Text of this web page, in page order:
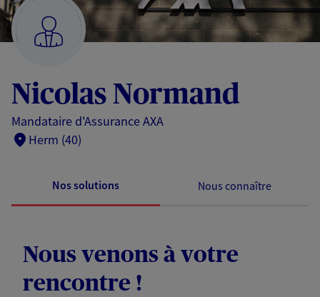
de
page
Nicolas Normand
Mandataire d'Assurance AXA
Herm (40)
Nos solutions Nous connaître
Nous venons à votre
rencontre !